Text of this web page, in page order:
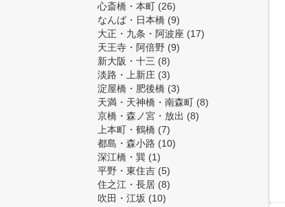
心斎橋・本町 (26)
なんば・日本橋 (9)
大正・九条・阿波座 (17)
天王寺・阿倍野 (9)
新大阪・十三 (8)
淡路・上新庄 (3)
淀屋橋・肥後橋 (3)
天満・天神橋・南森町 (8)
京橋・森ノ宮・放出 (8)
上本町・鶴橋 (7)
都島・森小路 (10)
深江橋・巽 (1)
平野・東住吉 (5)
住之江・長居 (8)
吹田・江坂 (10)